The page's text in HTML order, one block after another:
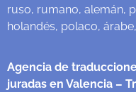
ruso, rumano, alemán,
holandés, polaco,
Agencia de
juradas en Valencia –